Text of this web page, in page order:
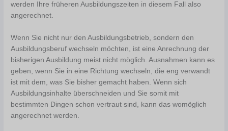
werden Ihre früheren Ausbildungszeiten in diesem Fall also
angerechnet.
Wenn Sie nicht nur den Ausbildungsbetrieb, sondern den
Ausbildungsberuf wechseln möchten, ist eine Anrechnung der
bisherigen Ausbildung meist nicht möglich. Ausnahmen kann es
geben, wenn Sie in eine Richtung wechseln, die eng verwandt
ist mit dem, was Sie bisher gemacht haben. Wenn sich
Ausbildungsinhalte überschneiden und Sie somit mit
bestimmten Dingen schon vertraut sind, kann das womöglich
angerechnet werden.